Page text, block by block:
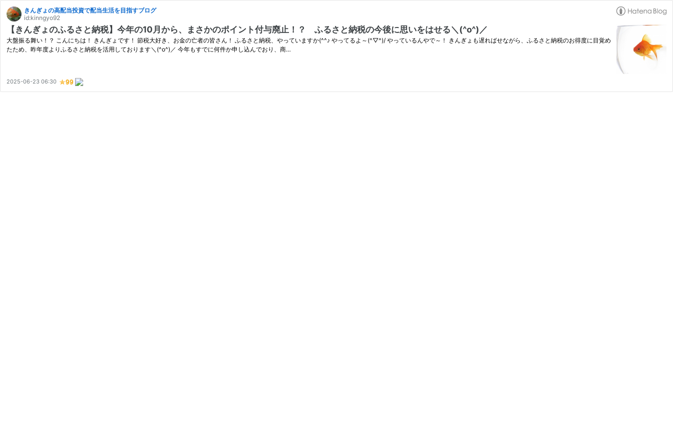
きんぎょの高配当投資で配当生活を目指すブログ
id:kinngyo92
【きんぎょのふるさと納税】今年の10月から、まさかのポイント付与廃止！？ ふるさと納税の今後に思いをはせる＼(^o^)／
大盤振る舞い！？ こんにちは！ きんぎょです！ 節税大好き、お金の亡者の皆さん！ ふるさと納税、やっていますか(^^♪ やってるよ～(^▽^)/ やっているんやで～！ きんぎょも遅ればせながら、ふるさと納税のお得度に目覚め
たため、昨年度よりふるさと納税を活用しております＼(^o^)／ 今年もすでに何件か申し込んでおり、商…
2025-06-23 06:30